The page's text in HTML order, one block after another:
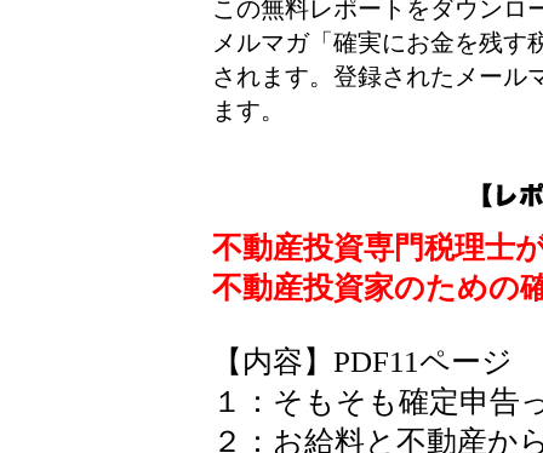
この無料レポートをダウンロ
メルマガ「確実にお金を残す
されます。登録されたメール
ます。
不動産投資専門税理士
不動産投資家のための
【内容】PDF11ページ
１：そもそも確定申告
２：お給料と不動産か